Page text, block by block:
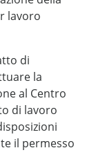
lavoro
di
la
al Centro
di lavoro
il permesso